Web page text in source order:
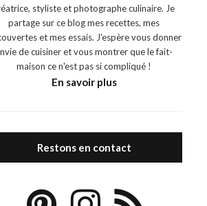
styliste et photographe culinaire. Je
partage sur ce blog mes recettes, mes
et mes essais. J'espère vous donner
de cuisiner et vous montrer que le fait-
maison ce n'est pas si compliqué !
En savoir plus
Restons en contact